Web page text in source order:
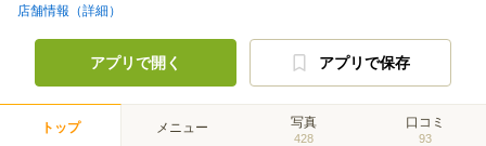
店舗情報（詳細）
アプリで開く アプリで保存
トップ メニュー 写真
428
口コミ
93